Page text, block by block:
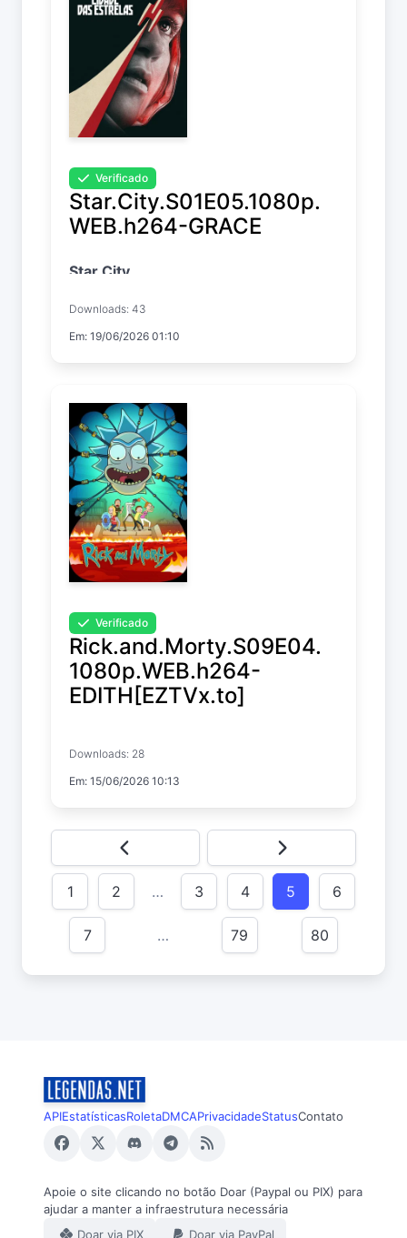
Verificado
Star.City.S01E05.1080p.
WEB.h264-GRACE
Star City
Downloads: 43
Em: 19/06/2026 01:10
Verificado
Rick.and.Morty.S09E04.
1080p.WEB.h264-
EDITH[EZTVx.to]
Temp. 9 EP. 4
Downloads: 28
Em: 15/06/2026 10:13
1 2 … 3 4 5 6
7 … 79 80
APIEstatísticasRoletaDMCAPrivacidadeStatusContato
Apoie o site clicando no botão Doar (Paypal ou PIX) para
ajudar a manter a infraestrutura necessária
Doar via PIX
Doar via PayPal